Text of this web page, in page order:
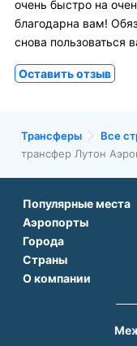
очень быстро на
благодарна вам!
снова пользоваться
Оставить отзыв
Трансферы Все
трансфер Лутон
Популярные места
Аэропорт Подгорицы
Аэропорт Белграда
Аэропорт Дубая
Аэропорты
Аэропорт Антальи
Аэропорт Тбилиси
Аэропорт
Города
Трансфер в Париже
Трансфер в Дубае
Трансфер в Риме
Трансфер в Белеке
Страны
Трансфер во
Трансфер в Турции
Трансфер в Грузии
О компании